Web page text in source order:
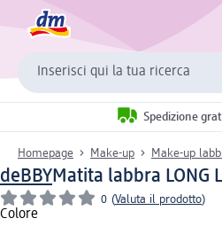
Inserisci qui la tua ricerca
Spedizione
Homepage Make-up Make-up
deBBYMatita labbra LONG
0 (Valuta il prodotto)
Colore